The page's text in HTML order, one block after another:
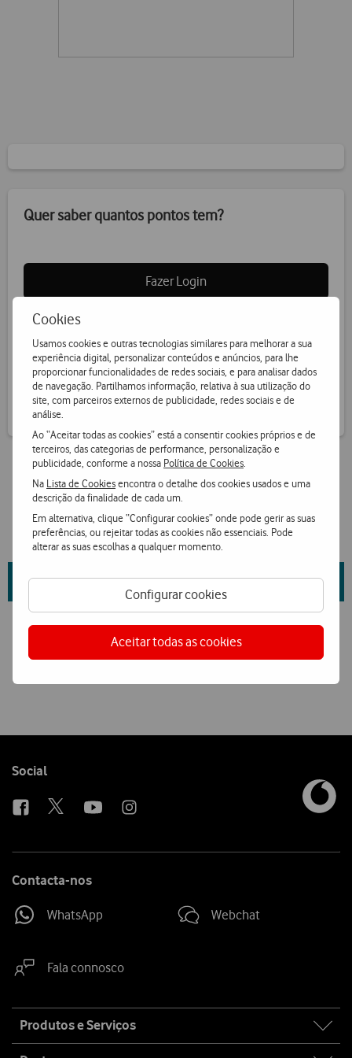
Cookies
Usamos cookies e outras tecnologias similares para melhorar a sua
experiência digital, personalizar conteúdos e anúncios, para lhe
proporcionar funcionalidades de redes sociais, e para analisar dados
de navegação. Partilhamos informação, relativa à sua utilização do
site, com parceiros externos de publicidade, redes sociais e de
análise.
Ao “Aceitar todas as cookies” está a consentir cookies próprios e de
terceiros, das categorias de performance, personalização e
publicidade, conforme a nossa Política de Cookies
Na Lista de Cookiesencontra o detalhe dos cookies usados e uma
descrição da finalidade de cada um.
Em alternativa, clique “Configurar cookies” onde pode gerir as suas
preferências, ou rejeitar todas as cookies não essenciais. Pode
alterar as suas escolhas a qualquer momento.
Configurar cookies
Aceitar todas as cookies
Quer saber quantos pontos tem?
Fazer Login
Receba informação de pontos por SMS
Saiba mais sobre as propriedades da marca e fornecedoraqui.
Ver condições Loja Online
Follow
Social
Contacta-nos
WhatsApp Webchat
Fala connosco
map
Produtos e Serviços